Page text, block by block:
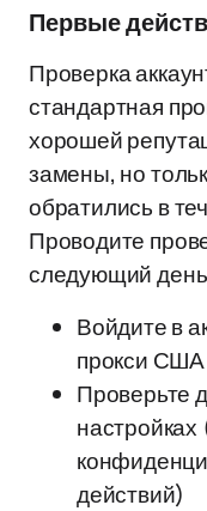
Первые
Проверка
стандартная
хорошей
замены, но
обратились в
Проводите
следующий
Войдите в
прокси США
Проверьте
действий)